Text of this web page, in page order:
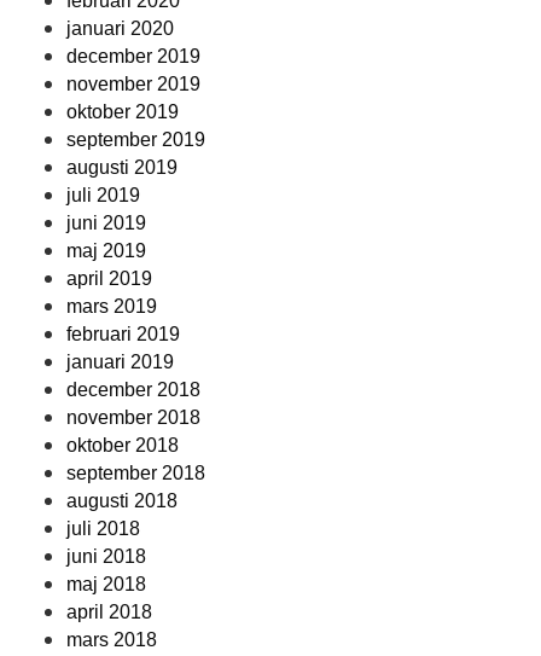
januari 2020
december 2019
november 2019
oktober 2019
september 2019
augusti 2019
juli 2019
juni 2019
maj 2019
april 2019
mars 2019
februari 2019
januari 2019
december 2018
november 2018
oktober 2018
september 2018
augusti 2018
juli 2018
juni 2018
maj 2018
april 2018
mars 2018